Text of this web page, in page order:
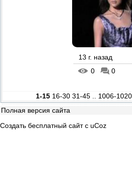
13 г. назад
0
0
1-15 16-30 31-45 1006-1020
Полная версия сайта
Создать бесплатный сайтс uCoz